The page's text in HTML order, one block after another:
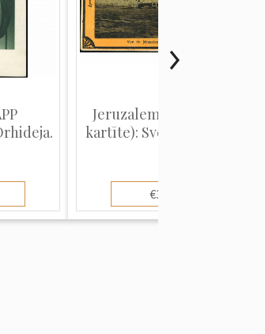
Jeruzaleme (Suvenīra
kartīte): Svētās pilsēta...
€3.00